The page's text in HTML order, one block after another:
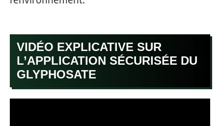
VIDÉO EXPLICATIVE SUR
L’APPLICATION SÉCURISÉE DU
GLYPHOSATE